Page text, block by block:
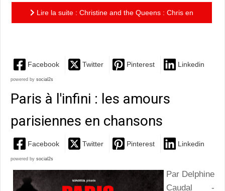
Lire la suite : Christine and the Queens : Chris en
Facebook Twitter Pinterest Linkedin
powered by social2s
Paris à l'infini : les amours
parisiennes en chansons
Facebook Twitter Pinterest Linkedin
powered by social2s
Par Delphine
Caudal -